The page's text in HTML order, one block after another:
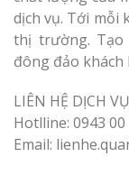
dịch vụ. Tới mỗi
thị trường.
đông đảo khách
LIÊN HỆ DỊCH
Hotlline: 0943 00
Email: